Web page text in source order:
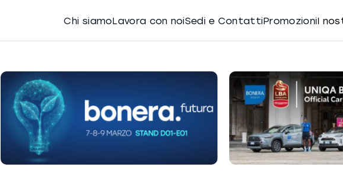
Chi siamoLavora con noiSedi e ContattiPromozioniI